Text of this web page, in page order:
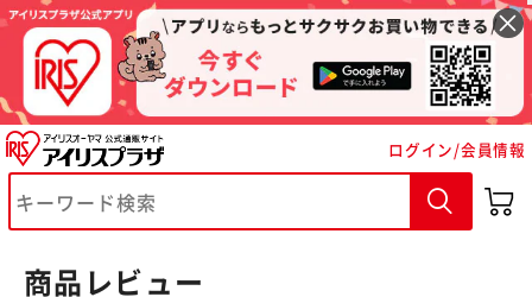
ログイン/会員情報
商品レビュー